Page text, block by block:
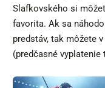
Slafkovského si
favorita. Ak sa
predstáv, tak môžete
(predčasné vyplatenie